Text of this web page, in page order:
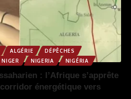
ALGÉRIE
DÉPÊCHES
NIGER NIGERIA NIGÉRIA
: l’Afrique s’apprête
énergétique vers